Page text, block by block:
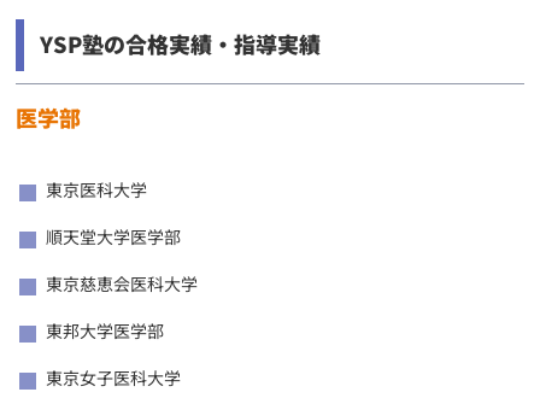
YSP塾の合格実績・指導実績
医学部
東京医科大学
順天堂大学医学部
東京慈恵会医科大学
東邦大学医学部
東京女子医科大学